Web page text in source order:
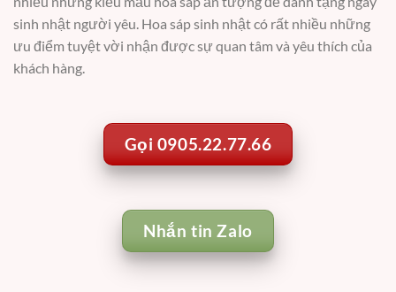
sinh nhật người yêu. Hoa sáp sinh nhật có rất nhiều những
ưu điểm tuyệt vời nhận được sự quan tâm và yêu thích của
khách hàng.
Gọi 0905.22.77.66
Nhắn tin Zalo